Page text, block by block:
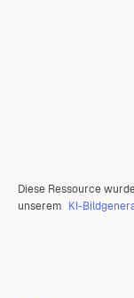
Diese Ressource
unserem KI-